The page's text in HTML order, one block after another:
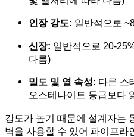
인장 강도: 일반적으로
신장: 일반적으로 20-
다름)
밀도 및 열 속성: 다른 스
오스테나이트 등급보다
강도가 높기 때문에 설계자는
벽을 사용할 수 있어 파이프라